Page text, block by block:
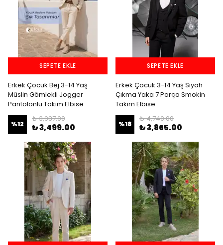
SEPETE EKLE
Erkek Çocuk Bej 3-14 Yaş
Müslin Gömlekli Jogger
Pantolonlu Takım Elbise
%12
₺ 3,987.00
₺ 3,499.00
SEPETE EKLE
Erkek Çocuk 3-14 Yaş Siyah
Çıkma Yaka 7 Parça Smokin
Takım Elbise
%18
₺ 4,740.00
₺ 3,865.00